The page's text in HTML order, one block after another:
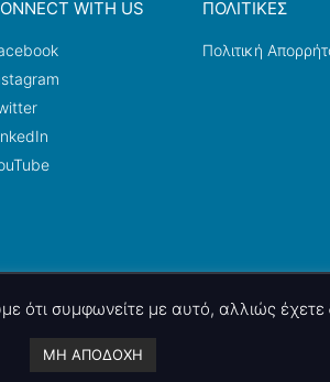
WITH US ΠΟΛΙΤΙΚΕΣ
Πολιτική
ltd . Powered by
ότι συμφωνείτε με αυτό, αλλιώς
ΜΗ ΑΠΟΔΟΧΗ